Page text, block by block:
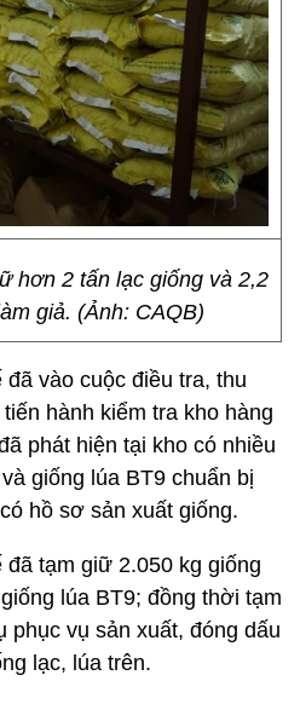
hơn 2 tấn lạc giống và 2,2
giả. (Ảnh: CAQB)
vào cuộc điều tra, thu
hành kiểm tra kho hàng
phát hiện tại kho có nhiều
giống lúa BT9 chuẩn bị
hồ sơ sản xuất giống.
đã tạm giữ 2.050 kg giống
lúa BT9; đồng thời tạm
phục vụ sản xuất, đóng dấu
lạc, lúa trên.